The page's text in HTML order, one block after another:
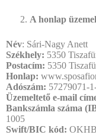
A honlap
Név: Sári-Nagy Anett
Székhely: 5350
Postacím: 5350
Honlap:
Adószám: 57279071-
Üzemeltető e-mail
Bankszámla száma
1005
Swift/BIC kód: